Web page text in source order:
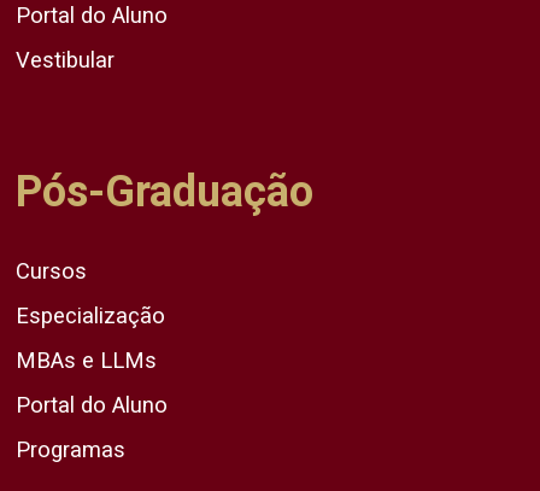
Portal do Aluno
Vestibular
Pós-Graduação
Cursos
Especialização
MBAs e LLMs
Portal do Aluno
Programas